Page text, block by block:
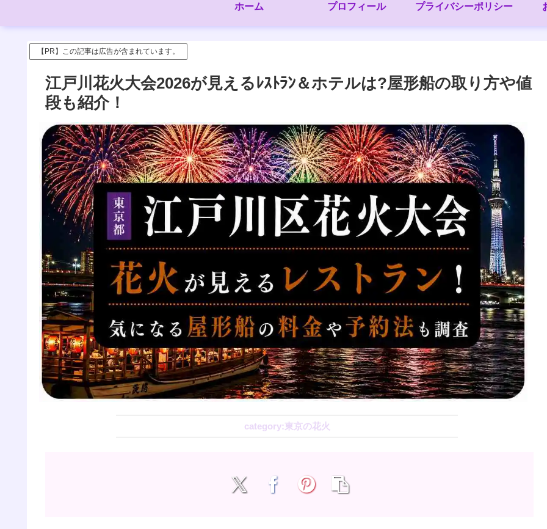
ホーム プロフィール プライバシーポリシー
【PR】この記事は広告が含まれています。
江戸川花火大会2026が見えるﾚｽﾄﾗﾝ＆ホテルは?屋形船の取り方や値
段も紹介！
東京の花火